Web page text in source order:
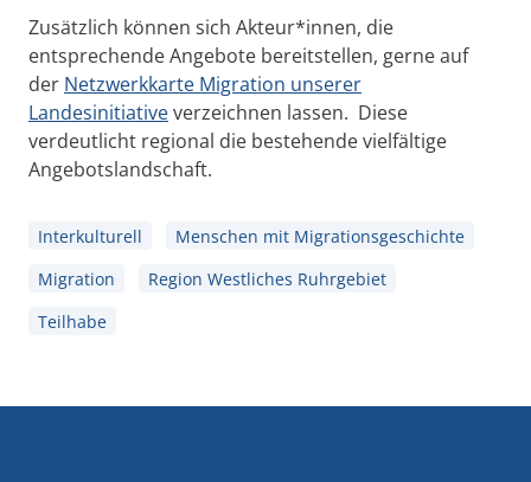
Zusätzlich können sich Akteur*innen, die
entsprechende Angebote bereitstellen, gerne auf
der Netzwerkkarte Migration unserer
Landesinitiativeverzeichnen lassen. Diese
verdeutlicht regional die bestehende vielfältige
Angebotslandschaft.
Interkulturell
Menschen mit Migrationsgeschichte
Migration
Region Westliches Ruhrgebiet
Teilhabe